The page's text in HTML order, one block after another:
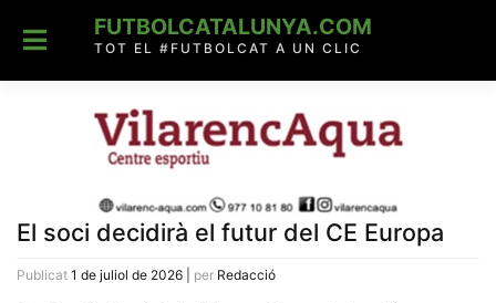
content
FUTBOLCATALUNYA.COM
TOT EL #FUTBOLCAT A UN CLIC
El soci decidirà el futur del CE Europa
Publicat 1 de juliol de 2026 per Redacció